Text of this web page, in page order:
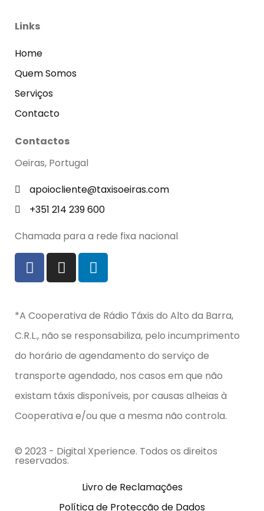
Links
Home
Quem Somos
Serviços
Contacto
Contactos
Oeiras, Portugal
apoiocliente@taxisoeiras.com
+351 214 239 600
Chamada para a rede fixa nacional
*A Cooperativa de Rádio Táxis do Alto da Barra,
C.R.L., não se responsabiliza, pelo incumprimento
do horário de agendamento do serviço de
transporte agendado, nos casos em que não
existam táxis disponíveis, por causas alheias à
Cooperativa e/ou que a mesma não controla.
© 2023 - Digital Xperience. Todos os direitos
reservados.
Livro de Reclamações
Política de Protecção de Dados